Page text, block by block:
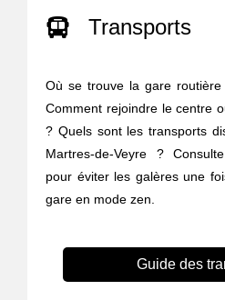
Transports
Où se trouve la gare
Comment rejoindre le centre
? Quels sont les transports
Martres-de-Veyre ?
pour éviter les galères une
gare en mode zen.
Guide des